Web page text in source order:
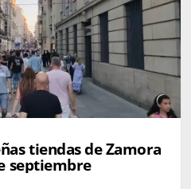
tiendas de Zamora
septiembre